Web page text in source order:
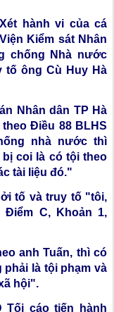
hành vi của cá
Kiểm sát Nhân
chống Nhà nước
tố ông Cù Huy Hà
Nhân dân TP Hà
Điều 88 BLHS
nhà nước thì
coi là có tội theo
tài liệu đó."
tố và truy tố "tôi,
Điểm C, Khoản 1,
anh Tuấn, thì có
là tội phạm và
hội".
Tối cáo tiến hành